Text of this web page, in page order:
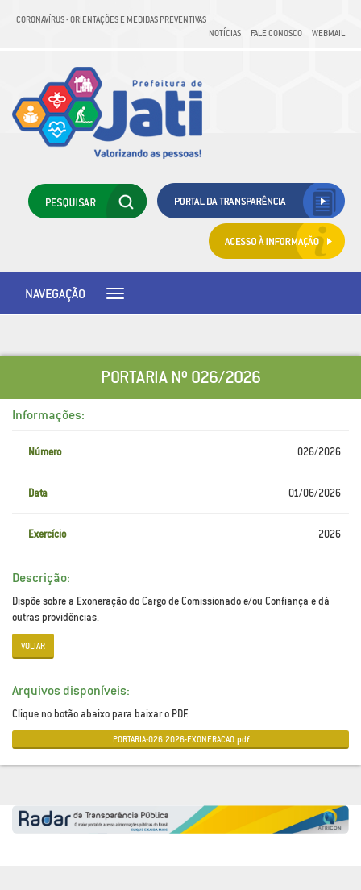
CORONAVÍRUS - ORIENTAÇÕES E MEDIDAS PREVENTIVAS
NOTÍCIAS
FALE CONOSCO WEBMAIL
Toggle
NAVEGAÇÃO
PORTARIA Nº 026/2026
Informações:
Número 026/2026
Data 01/06/2026
Exercício 2026
Descrição:
Dispõe sobre a Exoneração do Cargo de Comissionado e/ou Confiança e dá
outras providências.
VOLTAR
Arquivos disponíveis:
Clique no botão abaixo para baixar o PDF.
PORTARIA-026.2026-EXONERACAO.pdf